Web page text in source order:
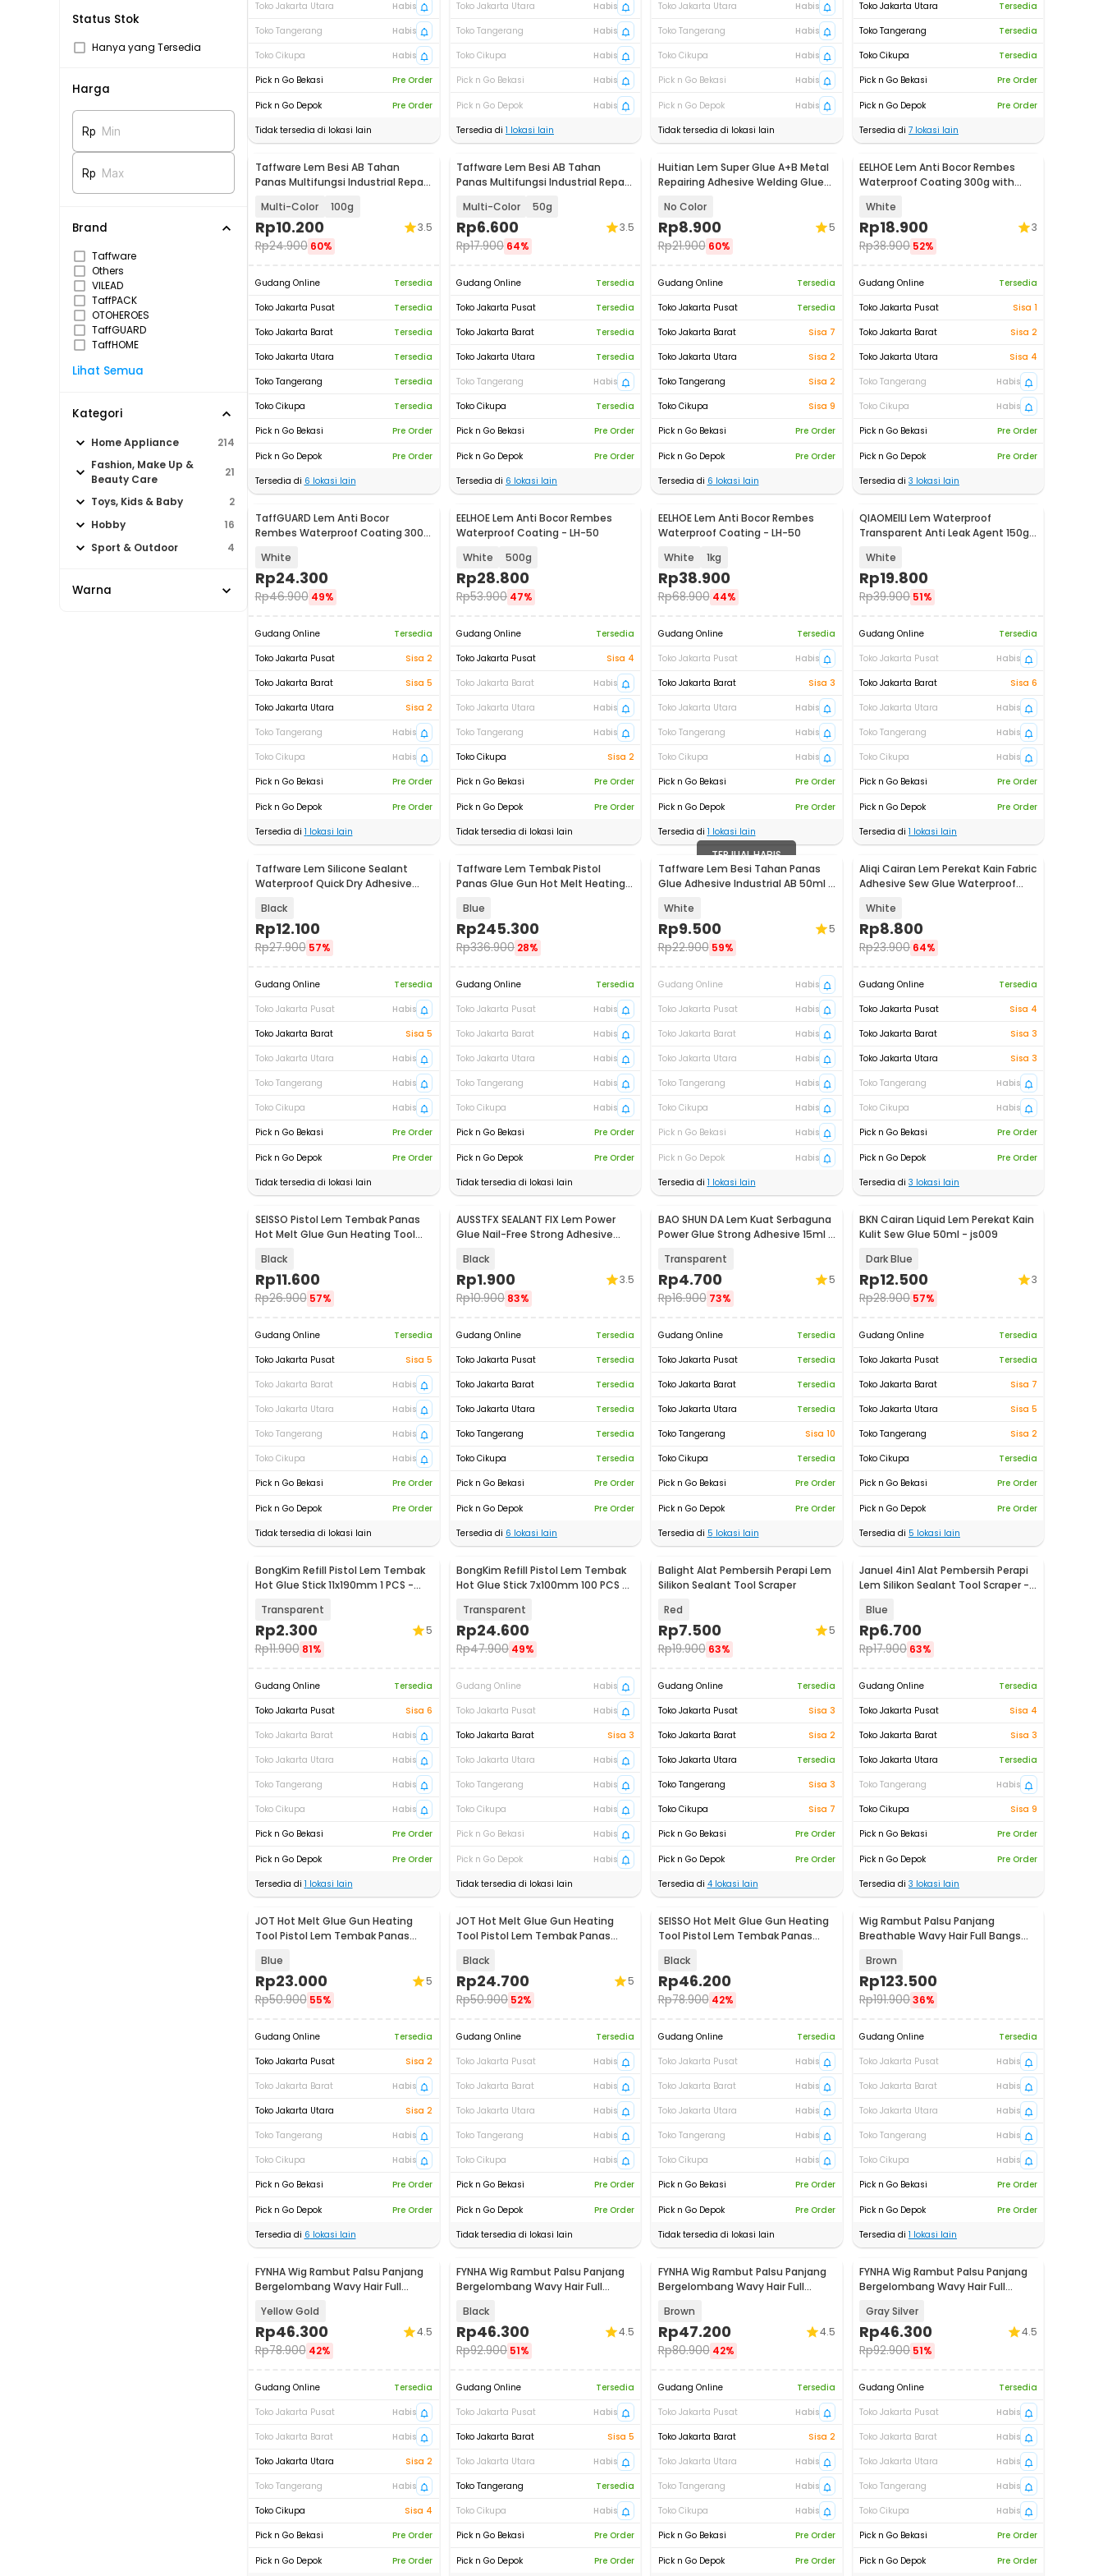
Status Stok
Hanya yang Tersedia
Harga
Rp Min
Rp Max
Brand
Taffware
Others
VILEAD
TaffPACK
OTOHEROES
TaffGUARD
TaffHOME
Lihat Semua
Kategori
Home Appliance
214
Fashion, Make Up &
Beauty Care
21
Toys, Kids & Baby
2
Hobby
16
Sport & Outdoor
4
Warna
Toko Jakarta Utara
Habis
Toko Tangerang
Habis
Toko Cikupa
Habis
Pick n Go Bekasi
Pre Order
Pick n Go Depok
Pre Order
Tidak tersedia di lokasi lain
Toko Jakarta Utara
Habis
Toko Tangerang
Habis
Toko Cikupa
Habis
Pick n Go Bekasi
Habis
Pick n Go Depok
Habis
Tersedia di 1 lokasi lain
Toko Jakarta Utara
Habis
Toko Tangerang
Habis
Toko Cikupa
Habis
Pick n Go Bekasi
Habis
Pick n Go Depok
Habis
Tidak tersedia di lokasi lain
Toko Jakarta Utara
Tersedia
Toko Tangerang
Tersedia
Toko Cikupa
Tersedia
Pick n Go Bekasi
Pre Order
Pick n Go Depok
Pre Order
Tersedia di 7 lokasi lain
Taffware Lem Besi AB Tahan
Panas Multifungsi Industrial Repair
Multi-Color 100g
Rp10.200
Rp24.900 60%
3.5
Gudang Online
Tersedia
Toko Jakarta Pusat
Tersedia
Toko Jakarta Barat
Tersedia
Toko Jakarta Utara
Tersedia
Toko Tangerang
Tersedia
Toko Cikupa
Tersedia
Pick n Go Bekasi
Pre Order
Pick n Go Depok
Pre Order
Tersedia di 6 lokasi lain
Taffware Lem Besi AB Tahan
Panas Multifungsi Industrial Repair
Multi-Color 50g
Rp6.600
Rp17.900 64%
3.5
Gudang Online
Tersedia
Toko Jakarta Pusat
Tersedia
Toko Jakarta Barat
Tersedia
Toko Jakarta Utara
Tersedia
Toko Tangerang
Habis
Toko Cikupa
Tersedia
Pick n Go Bekasi
Pre Order
Pick n Go Depok
Pre Order
Tersedia di 6 lokasi lain
Huitian Lem Super Glue A+B Metal
Repairing Adhesive Welding Glue
No Color
Rp8.900
Rp21.900 60%
5
Gudang Online
Tersedia
Toko Jakarta Pusat
Tersedia
Toko Jakarta Barat
Sisa 7
Toko Jakarta Utara
Sisa 2
Toko Tangerang
Sisa 2
Toko Cikupa
Sisa 9
Pick n Go Bekasi
Pre Order
Pick n Go Depok
Pre Order
Tersedia di 6 lokasi lain
EELHOE Lem Anti Bocor Rembes
Waterproof Coating 300g with
White
Rp18.900
Rp38.900 52%
3
Gudang Online
Tersedia
Toko Jakarta Pusat
Sisa 1
Toko Jakarta Barat
Sisa 2
Toko Jakarta Utara
Sisa 4
Toko Tangerang
Habis
Toko Cikupa
Habis
Pick n Go Bekasi
Pre Order
Pick n Go Depok
Pre Order
Tersedia di 3 lokasi lain
TaffGUARD Lem Anti Bocor
Rembes Waterproof Coating 300g
White
Rp24.300
Rp46.900 49%
Gudang Online
Tersedia
Toko Jakarta Pusat
Sisa 2
Toko Jakarta Barat
Sisa 5
Toko Jakarta Utara
Sisa 2
Toko Tangerang
Habis
Toko Cikupa
Habis
Pick n Go Bekasi
Pre Order
Pick n Go Depok
Pre Order
Tersedia di 1 lokasi lain
EELHOE Lem Anti Bocor Rembes
Waterproof Coating - LH-50
White
500g
Rp28.800
Rp53.900 47%
Gudang Online
Tersedia
Toko Jakarta Pusat
Sisa 4
Toko Jakarta Barat
Habis
Toko Jakarta Utara
Habis
Toko Tangerang
Habis
Toko Cikupa
Sisa 2
Pick n Go Bekasi
Pre Order
Pick n Go Depok
Pre Order
Tidak tersedia di lokasi lain
EELHOE Lem Anti Bocor Rembes
Waterproof Coating - LH-50
White
1kg
Rp38.900
Rp68.900 44%
Gudang Online
Tersedia
Toko Jakarta Pusat
Habis
Toko Jakarta Barat
Sisa 3
Toko Jakarta Utara
Habis
Toko Tangerang
Habis
Toko Cikupa
Habis
Pick n Go Bekasi
Pre Order
Pick n Go Depok
Pre Order
Tersedia di 1 lokasi lain
QIAOMEILI Lem Waterproof
Transparent Anti Leak Agent 150g
White
Rp19.800
Rp39.900 51%
Gudang Online
Tersedia
Toko Jakarta Pusat
Habis
Toko Jakarta Barat
Sisa 6
Toko Jakarta Utara
Habis
Toko Tangerang
Habis
Toko Cikupa
Habis
Pick n Go Bekasi
Pre Order
Pick n Go Depok
Pre Order
Tersedia di 1 lokasi lain
Taffware Lem Silicone Sealant
Waterproof Quick Dry Adhesive
Black
Rp12.100
Rp27.900 57%
Gudang Online
Tersedia
Toko Jakarta Pusat
Habis
Toko Jakarta Barat
Sisa 5
Toko Jakarta Utara
Habis
Toko Tangerang
Habis
Toko Cikupa
Habis
Pick n Go Bekasi
Pre Order
Pick n Go Depok
Pre Order
Tidak tersedia di lokasi lain
Taffware Lem Tembak Pistol
Panas Glue Gun Hot Melt Heating
Blue
Rp245.300
Rp336.900 28%
Gudang Online
Tersedia
Toko Jakarta Pusat
Habis
Toko Jakarta Barat
Habis
Toko Jakarta Utara
Habis
Toko Tangerang
Habis
Toko Cikupa
Habis
Pick n Go Bekasi
Pre Order
Pick n Go Depok
Pre Order
Tidak tersedia di lokasi lain
TERJUAL HABIS
Taffware Lem Besi Tahan Panas
Glue Adhesive Industrial AB 50ml -
White
Rp9.500
Rp22.900 59%
5
Gudang Online
Habis
Toko Jakarta Pusat
Habis
Toko Jakarta Barat
Habis
Toko Jakarta Utara
Habis
Toko Tangerang
Habis
Toko Cikupa
Habis
Pick n Go Bekasi
Habis
Pick n Go Depok
Habis
Tersedia di 1 lokasi lain
Aliqi Cairan Lem Perekat Kain Fabric
Adhesive Sew Glue Waterproof
White
Rp8.800
Rp23.900 64%
Gudang Online
Tersedia
Toko Jakarta Pusat
Sisa 4
Toko Jakarta Barat
Sisa 3
Toko Jakarta Utara
Sisa 3
Toko Tangerang
Habis
Toko Cikupa
Habis
Pick n Go Bekasi
Pre Order
Pick n Go Depok
Pre Order
Tersedia di 3 lokasi lain
SEISSO Pistol Lem Tembak Panas
Hot Melt Glue Gun Heating Tool
Black
Rp11.600
Rp26.900 57%
Gudang Online
Tersedia
Toko Jakarta Pusat
Sisa 5
Toko Jakarta Barat
Habis
Toko Jakarta Utara
Habis
Toko Tangerang
Habis
Toko Cikupa
Habis
Pick n Go Bekasi
Pre Order
Pick n Go Depok
Pre Order
Tidak tersedia di lokasi lain
AUSSTFX SEALANT FIX Lem Power
Glue Nail-Free Strong Adhesive
Black
Rp1.900
Rp10.900 83%
3.5
Gudang Online
Tersedia
Toko Jakarta Pusat
Tersedia
Toko Jakarta Barat
Tersedia
Toko Jakarta Utara
Tersedia
Toko Tangerang
Tersedia
Toko Cikupa
Tersedia
Pick n Go Bekasi
Pre Order
Pick n Go Depok
Pre Order
Tersedia di 6 lokasi lain
BAO SHUN DA Lem Kuat Serbaguna
Power Glue Strong Adhesive 15ml -
Transparent
Rp4.700
Rp16.900 73%
5
Gudang Online
Tersedia
Toko Jakarta Pusat
Tersedia
Toko Jakarta Barat
Tersedia
Toko Jakarta Utara
Tersedia
Toko Tangerang
Sisa 10
Toko Cikupa
Tersedia
Pick n Go Bekasi
Pre Order
Pick n Go Depok
Pre Order
Tersedia di 5 lokasi lain
BKN Cairan Liquid Lem Perekat Kain
Kulit Sew Glue 50ml - js009
Dark Blue
Rp12.500
Rp28.900 57%
3
Gudang Online
Tersedia
Toko Jakarta Pusat
Tersedia
Toko Jakarta Barat
Sisa 7
Toko Jakarta Utara
Sisa 5
Toko Tangerang
Sisa 2
Toko Cikupa
Tersedia
Pick n Go Bekasi
Pre Order
Pick n Go Depok
Pre Order
Tersedia di 5 lokasi lain
BongKim Refill Pistol Lem Tembak
Hot Glue Stick 11x190mm 1 PCS -
Transparent
Rp2.300
Rp11.900 81%
5
Gudang Online
Tersedia
Toko Jakarta Pusat
Sisa 6
Toko Jakarta Barat
Habis
Toko Jakarta Utara
Habis
Toko Tangerang
Habis
Toko Cikupa
Habis
Pick n Go Bekasi
Pre Order
Pick n Go Depok
Pre Order
Tersedia di 1 lokasi lain
BongKim Refill Pistol Lem Tembak
Hot Glue Stick 7x100mm 100 PCS -
Transparent
Rp24.600
Rp47.900 49%
Gudang Online
Habis
Toko Jakarta Pusat
Habis
Toko Jakarta Barat
Sisa 3
Toko Jakarta Utara
Habis
Toko Tangerang
Habis
Toko Cikupa
Habis
Pick n Go Bekasi
Habis
Pick n Go Depok
Habis
Tidak tersedia di lokasi lain
Balight Alat Pembersih Perapi Lem
Silikon Sealant Tool Scraper
Red
Rp7.500
Rp19.900 63%
5
Gudang Online
Tersedia
Toko Jakarta Pusat
Sisa 3
Toko Jakarta Barat
Sisa 2
Toko Jakarta Utara
Tersedia
Toko Tangerang
Sisa 3
Toko Cikupa
Sisa 7
Pick n Go Bekasi
Pre Order
Pick n Go Depok
Pre Order
Tersedia di 4lokasi lain
Januel 4in1 Alat Pembersih Perapi
Lem Silikon Sealant Tool Scraper -
Blue
Rp6.700
Rp17.900 63%
Gudang Online
Tersedia
Toko Jakarta Pusat
Sisa 4
Toko Jakarta Barat
Sisa 3
Toko Jakarta Utara
Tersedia
Toko Tangerang
Habis
Toko Cikupa
Sisa 9
Pick n Go Bekasi
Pre Order
Pick n Go Depok
Pre Order
Tersedia di 3 lokasi lain
JOT Hot Melt Glue Gun Heating
Tool Pistol Lem Tembak Panas
Blue
Rp23.000
Rp50.900 55%
5
Gudang Online
Tersedia
Toko Jakarta Pusat
Sisa 2
Toko Jakarta Barat
Habis
Toko Jakarta Utara
Sisa 2
Toko Tangerang
Habis
Toko Cikupa
Habis
Pick n Go Bekasi
Pre Order
Pick n Go Depok
Pre Order
Tersedia di 6 lokasi lain
JOT Hot Melt Glue Gun Heating
Tool Pistol Lem Tembak Panas
Black
Rp24.700
Rp50.900 52%
5
Gudang Online
Tersedia
Toko Jakarta Pusat
Habis
Toko Jakarta Barat
Habis
Toko Jakarta Utara
Habis
Toko Tangerang
Habis
Toko Cikupa
Habis
Pick n Go Bekasi
Pre Order
Pick n Go Depok
Pre Order
Tidak tersedia di lokasi lain
SEISSO Hot Melt Glue Gun Heating
Tool Pistol Lem Tembak Panas
Black
Rp46.200
Rp78.900 42%
Gudang Online
Tersedia
Toko Jakarta Pusat
Habis
Toko Jakarta Barat
Habis
Toko Jakarta Utara
Habis
Toko Tangerang
Habis
Toko Cikupa
Habis
Pick n Go Bekasi
Pre Order
Pick n Go Depok
Pre Order
Tidak tersedia di lokasi lain
Wig Rambut Palsu Panjang
Breathable Wavy Hair Full Bangs
Brown
Rp123.500
Rp191.90036%
Gudang Online
Tersedia
Toko Jakarta Pusat
Habis
Toko Jakarta Barat
Habis
Toko Jakarta Utara
Habis
Toko Tangerang
Habis
Toko Cikupa
Habis
Pick n Go Bekasi
Pre Order
Pick n Go Depok
Pre Order
Tersedia di 1 lokasi lain
FYNHA Wig Rambut Palsu Panjang
Bergelombang Wavy Hair Full
Yellow Gold
Rp46.300
Rp78.900 42%
4.5
Gudang Online
Tersedia
Toko Jakarta Pusat
Habis
Toko Jakarta Barat
Habis
Toko Jakarta Utara
Sisa 2
Toko Tangerang
Habis
Toko Cikupa
Sisa 4
Pick n Go Bekasi
Pre Order
Pick n Go Depok Pre Order
FYNHA Wig Rambut Palsu Panjang
Bergelombang Wavy Hair Full
Black
Rp46.300
Rp92.900 51%
4.5
Gudang Online
Tersedia
Toko Jakarta Pusat
Habis
Toko Jakarta Barat
Sisa 5
Toko Jakarta Utara
Habis
Toko Tangerang
Tersedia
Toko Cikupa
Habis
Pick n Go Bekasi
Pre Order
Pick n Go Depok Pre Order
FYNHA Wig Rambut Palsu Panjang
Bergelombang Wavy Hair Full
Brown
Rp47.200
Rp80.900 42%
4.5
Gudang Online
Tersedia
Toko Jakarta Pusat
Habis
Toko Jakarta Barat
Sisa 2
Toko Jakarta Utara
Habis
Toko Tangerang
Habis
Toko Cikupa
Habis
Pick n Go Bekasi
Pre Order
Pick n Go Depok Pre Order
FYNHA Wig Rambut Palsu Panjang
Bergelombang Wavy Hair Full
Gray Silver
Rp46.300
Rp92.900 51%
4.5
Gudang Online
Tersedia
Toko Jakarta Pusat
Habis
Toko Jakarta Barat
Habis
Toko Jakarta Utara
Habis
Toko Tangerang
Habis
Toko Cikupa
Habis
Pick n Go Bekasi
Pre Order
Pick n Go Depok Pre Order